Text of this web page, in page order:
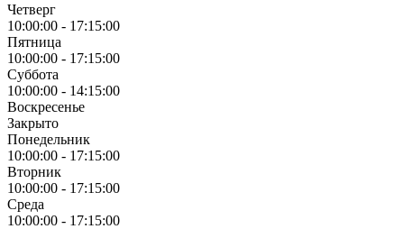
Четверг
10:00:00 - 17:15:00
Пятница
10:00:00 - 17:15:00
Суббота
10:00:00 - 14:15:00
Воскресенье
Закрыто
Понедельник
10:00:00 - 17:15:00
Вторник
10:00:00 - 17:15:00
Среда
10:00:00 - 17:15:00